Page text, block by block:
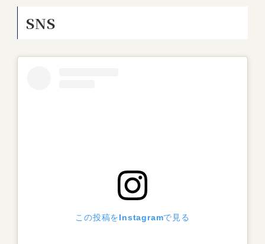
SNS
この投稿をInstagramで見る